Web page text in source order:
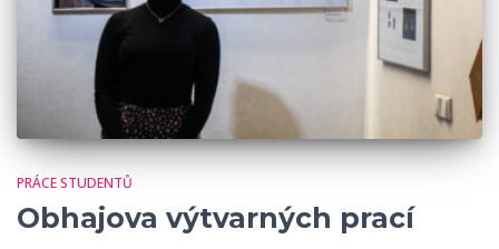
PRÁCE STUDENTŮ
Obhajova výtvarných prací